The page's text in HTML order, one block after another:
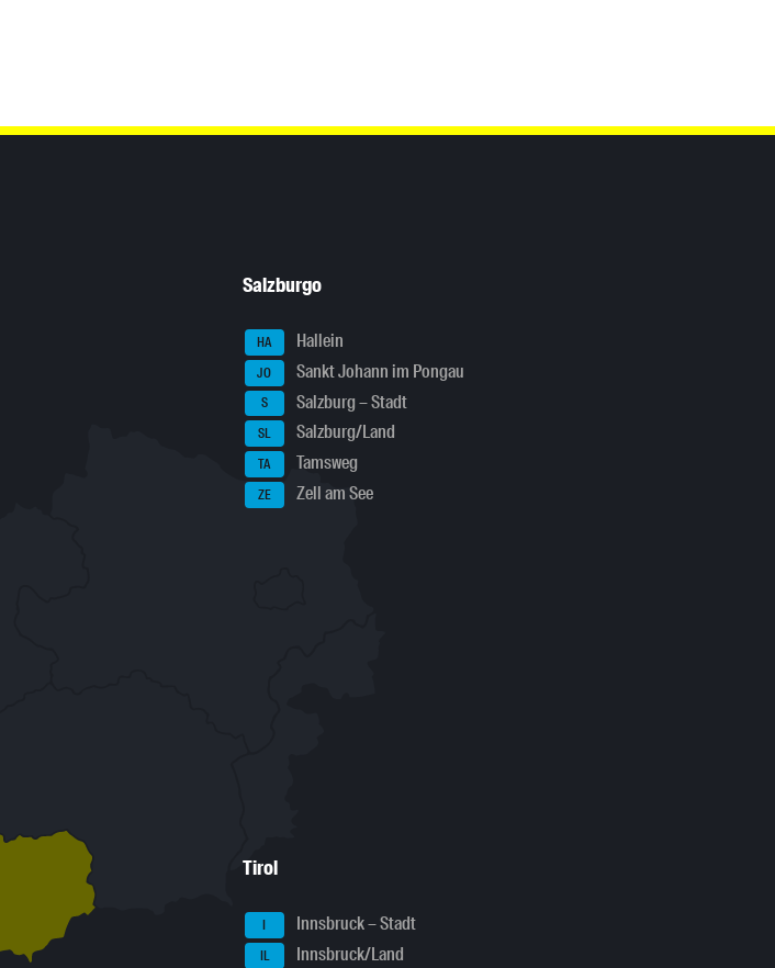
Salzburgo
HA Hallein
JO Sankt Johann im Pongau
S Salzburg – Stadt
SL Salzburg/Land
TA Tamsweg
ZE Zell am See
Tirol
I Innsbruck – Stadt
IL Innsbruck/Land